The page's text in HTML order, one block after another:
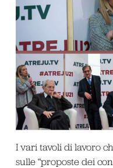
I vari tavoli di lavoro
sulle “proposte dei